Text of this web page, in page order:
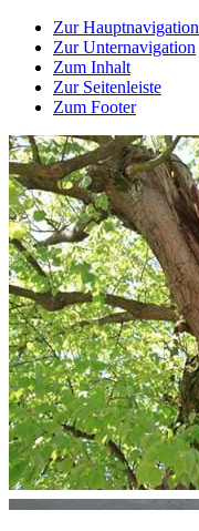
Zur Hauptnavigation
Zur Unternavigation
Zum Inhalt
Zur Seitenleiste
Zum Footer